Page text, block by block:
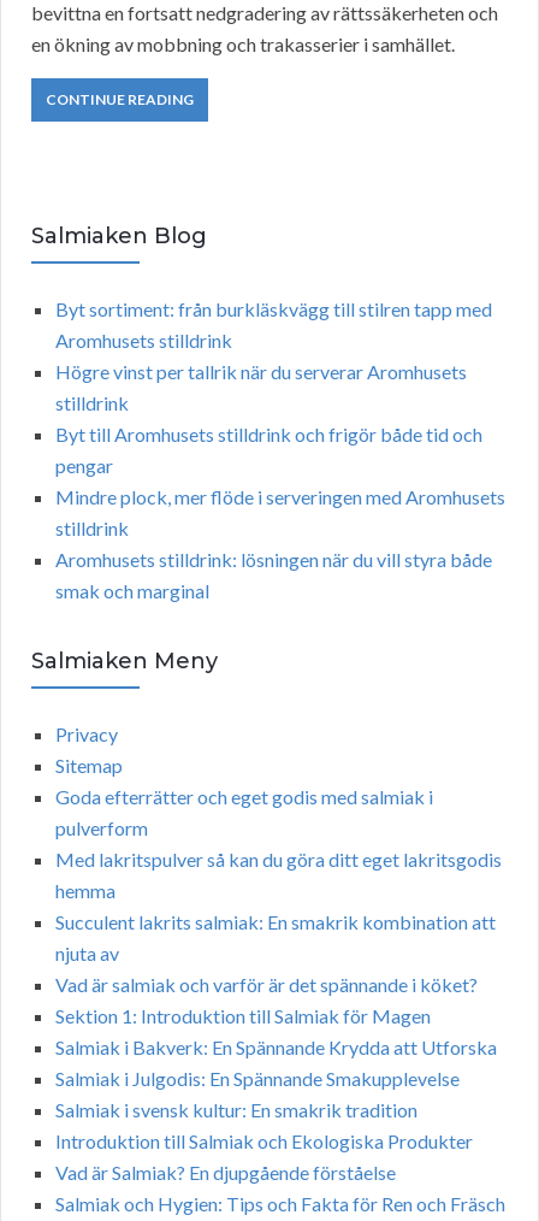
bevittna en fortsatt nedgradering av rättssäkerheten och
en ökning av mobbning och trakasserier i samhället.
CONTINUE READING
Salmiaken Blog
Byt sortiment: från burkläskvägg till stilren tapp med
Aromhusets stilldrink
Högre vinst per tallrik när du serverar Aromhusets
stilldrink
Byt till Aromhusets stilldrink och frigör både tid och
pengar
Mindre plock, mer flöde i serveringen med Aromhusets
stilldrink
Aromhusets stilldrink: lösningen när du vill styra både
smak och marginal
Salmiaken Meny
Privacy
Sitemap
Goda efterrätter och eget godis med salmiak i
pulverform
Med lakritspulver så kan du göra ditt eget lakritsgodis
hemma
Succulent lakrits salmiak: En smakrik kombination att
njuta av
Vad är salmiak och varför är det spännande i köket?
Sektion 1: Introduktion till Salmiak för Magen
Salmiak i Bakverk: En Spännande Krydda att Utforska
Salmiak i Julgodis: En Spännande Smakupplevelse
Salmiak i svensk kultur: En smakrik tradition
Introduktion till Salmiak och Ekologiska Produkter
Vad är Salmiak? En djupgående förståelse
Salmiak och Hygien: Tips och Fakta för Ren och Fräsch